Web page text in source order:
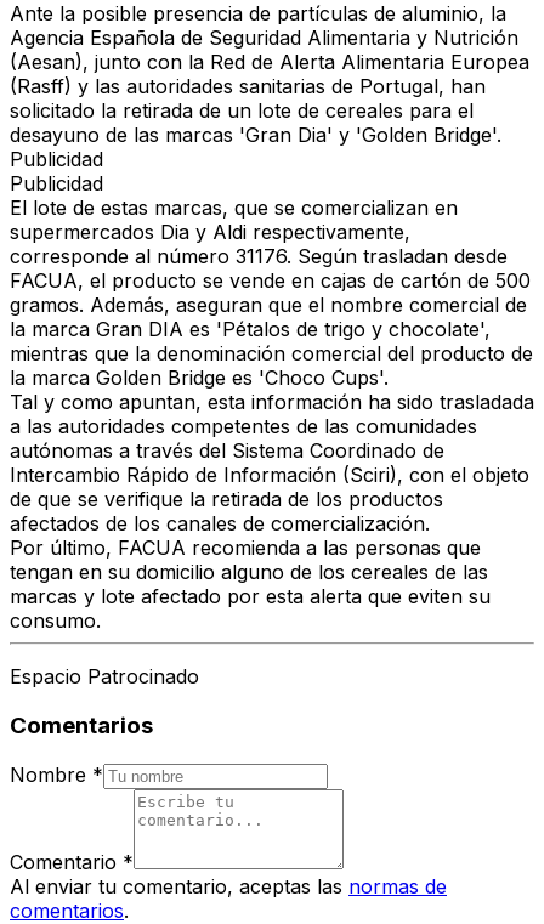
Ante la posible presencia de partículas de aluminio, la
Agencia Española de Seguridad Alimentaria y Nutrición
(Aesan), junto con la Red de Alerta Alimentaria Europea
(Rasff) y las autoridades sanitarias de Portugal, han
solicitado la retirada de un lote de cereales para el
desayuno de las marcas 'Gran Dia' y 'Golden Bridge'.
Publicidad
Publicidad
El lote de estas marcas, que se comercializan en
supermercados Dia y Aldi respectivamente,
corresponde al número 31176. Según trasladan desde
FACUA, el producto se vende en cajas de cartón de 500
gramos. Además, aseguran que el nombre comercial de
la marca Gran DIA es 'Pétalos de trigo y chocolate',
mientras que la denominación comercial del producto de
la marca Golden Bridge es 'Choco Cups'.
Tal y como apuntan, esta información ha sido trasladada
a las autoridades competentes de las comunidades
autónomas a través del Sistema Coordinado de
Intercambio Rápido de Información (Sciri), con el objeto
de que se verifique la retirada de los productos
afectados de los canales de comercialización.
Por último, FACUA recomienda a las personas que
tengan en su domicilio alguno de los cereales de las
marcas y lote afectado por esta alerta que eviten su
consumo.
Espacio Patrocinado
Comentarios
Nombre *
Comentario *
Al enviar tu comentario, aceptas las normas de
comentarios.